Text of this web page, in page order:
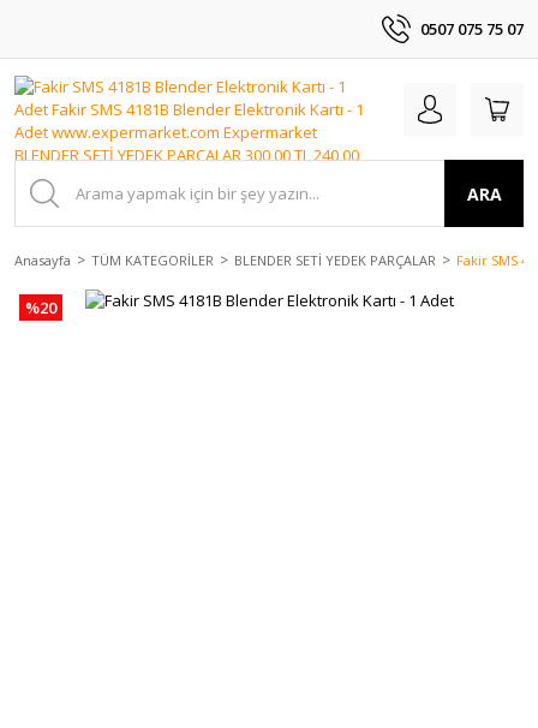
0507 075 75 07
ARA
Anasayfa TÜM KATEGORİLER BLENDER SETİ YEDEK PARÇALAR Fakir SMS
%20